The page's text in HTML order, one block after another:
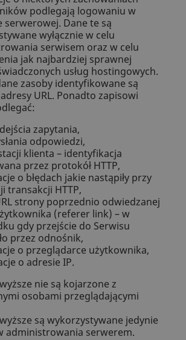
podlegają logowaniu w
serwerowej. Dane te są
wyłącznie w celu
serwisem oraz w celu
jak najbardziej sprawnej
usług hostingowych.
zasoby identyfikowane są
URL. Ponadto zapisowi
zapytania,
odpowiedzi,
klienta – identyfikacja
przez protokół HTTP,
o błędach jakie nastąpiły przy
transakcji HTTP,
strony poprzednio odwiedzanej
(referer link) – w
gdy przejście do Serwisu
przez odnośnik,
o przeglądarce użytkownika,
o adresie IP.
nie są kojarzone z
osobami przeglądającymi
są wykorzystywane jedynie
administrowania serwerem.